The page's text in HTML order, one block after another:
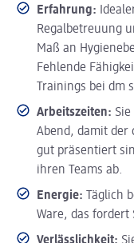
Erfahrung:
Regalbetreuung
Maß an
Fehlende
Trainings bei dm
Arbeitszeiten:
Abend, damit der
gut präsentiert
ihren Teams ab.
Energie: Täglich
Ware, das fordert